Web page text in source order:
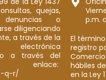
quejas,
denuncias o
diligenciando
a través de la
o a través del
q-r/
p.m.
El
registro
hábiles
en la Ley